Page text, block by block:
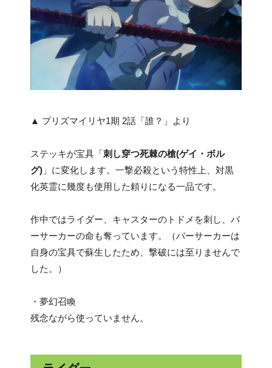
▲ プリズマイリヤ1期 2話「誰？」より
ステッキが宝具「 刺し穿つ死棘の槍(ゲイ・ボル
グ) 」に変化します。一撃必殺という特性上、対黒
化英霊に幾度も使用した頼りになる一品です。
作中ではライダー、キャスターのトドメを刺し、バ
ーサーカーの命も奪っています。（バーサーカーは
自身の宝具で蘇生したため、撃破には至りませんで
した。）
・夢幻召喚
残念ながら使っていません。